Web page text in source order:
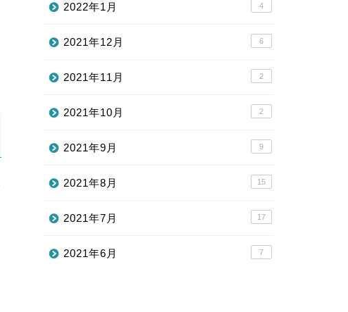
2022年1月 4
2021年12月 6
2021年11月 2
2021年10月 2
2021年9月 9
2021年8月 15
2021年7月 17
2021年6月 7